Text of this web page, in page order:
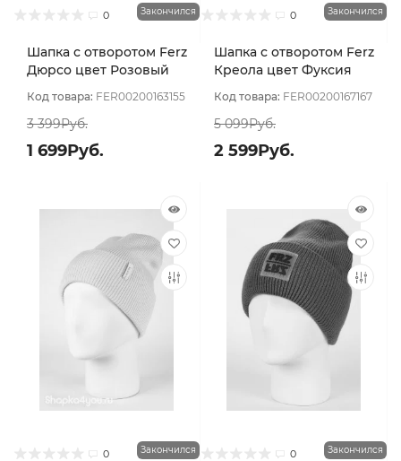
0 Закончился
Шапка с отворотом Ferz
Дюрсо цвет Розовый
Код товара: FER00200163155
3 399Руб.
1 699Руб.
0 Закончился
Шапка с отворотом Ferz
Креола цвет Фуксия
Код товара: FER00200167167
5 099Руб.
2 599Руб.
0 Закончился 0 Закончился